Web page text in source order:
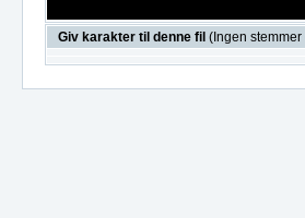
Giv karakter til denne fil (Ingen